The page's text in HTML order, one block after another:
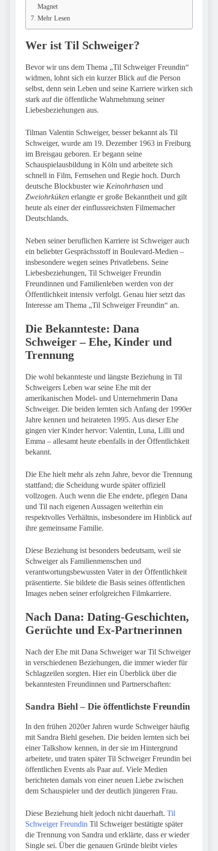
Magnet
Mehr Lesen
Wer ist Til Schweiger?
Bevor wir uns dem Thema „Til Schweiger Freundin“
widmen, lohnt sich ein kurzer Blick auf die Person
selbst, denn sein Leben und seine Karriere wirken sich
stark auf die öffentliche Wahrnehmung seiner
Liebesbeziehungen aus.
Tilman Valentin Schweiger, besser bekannt als Til
Schweiger, wurde am 19. Dezember 1963 in Freiburg
im Breisgau geboren. Er begann seine
Schauspielausbildung in Köln und arbeitete sich
schnell in Film, Fernsehen und Regie hoch. Durch
deutsche Blockbuster wie Keinohrhasen und
Zweiohrküken erlangte er große Bekanntheit und gilt
heute als einer der einflussreichsten Filmemacher
Deutschlands.
Neben seiner beruflichen Karriere ist Schweiger auch
ein beliebter Gesprächsstoff in Boulevard-Medien –
insbesondere wegen seines Privatlebens. Seine
Liebesbeziehungen, Til Schweiger Freundin
Freundinnen und Familienleben werden von der
Öffentlichkeit intensiv verfolgt. Genau hier setzt das
Interesse am Thema „Til Schweiger Freundin“ an.
Die Bekannteste: Dana
Schweiger – Ehe, Kinder und
Trennung
Die wohl bekannteste und längste Beziehung in Til
Schweigers Leben war seine Ehe mit der
amerikanischen Model- und Unternehmerin Dana
Schweiger. Die beiden lernten sich Anfang der 1990er
Jahre kennen und heirateten 1995. Aus dieser Ehe
gingen vier Kinder hervor: Valentin, Luna, Lilli und
Emma – allesamt heute ebenfalls in der Öffentlichkeit
bekannt.
Die Ehe hielt mehr als zehn Jahre, bevor die Trennung
stattfand; die Scheidung wurde später offiziell
vollzogen. Auch wenn die Ehe endete, pflegen Dana
und Til nach eigenen Aussagen weiterhin ein
respektvolles Verhältnis, insbesondere im Hinblick auf
ihre gemeinsame Familie.
Diese Beziehung ist besonders bedeutsam, weil sie
Schweiger als Familienmenschen und
verantwortungsbewussten Vater in der Öffentlichkeit
präsentierte. Sie bildete die Basis seines öffentlichen
Images neben seiner erfolgreichen Filmkarriere.
Nach Dana: Dating‑Geschichten,
Gerüchte und Ex‑Partnerinnen
Nach der Ehe mit Dana Schweiger war Til Schweiger
in verschiedenen Beziehungen, die immer wieder für
Schlagzeilen sorgten. Hier ein Überblick über die
bekanntesten Freundinnen und Partnerschaften:
Sandra Biehl – Die öffentlichste Freundin
In den frühen 2020er Jahren wurde Schweiger häufig
mit Sandra Biehl gesehen. Die beiden lernten sich bei
einer Talkshow kennen, in der sie im Hintergrund
arbeitete, und traten später Til Schweiger Freundin bei
öffentlichen Events als Paar auf. Viele Medien
berichteten damals von einer neuen Liebe zwischen
dem Schauspieler und der deutlich jüngeren Frau.
Diese Beziehung hielt jedoch nicht dauerhaft. Til
Schweiger Freundin Til Schweiger bestätigte später
die Trennung von Sandra und erklärte, dass er wieder
Single sei. Über die genauen Gründe bleibt vieles